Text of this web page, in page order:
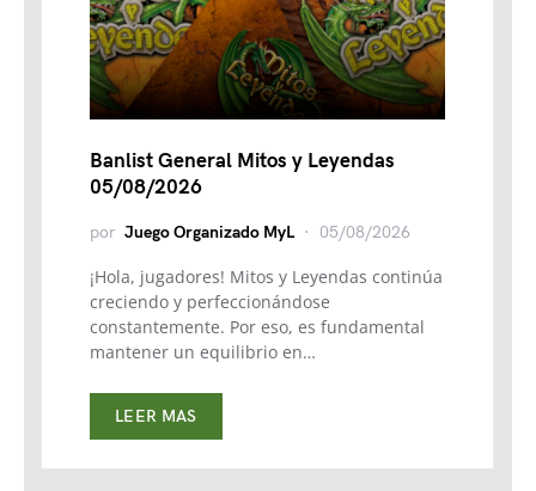
Banlist General Mitos y Leyendas
05/08/2026
por Juego Organizado MyL 05/08/2026
¡Hola, jugadores! Mitos y Leyendas continúa
creciendo y perfeccionándose
constantemente. Por eso, es fundamental
mantener un equilibrio en…
LEER MAS